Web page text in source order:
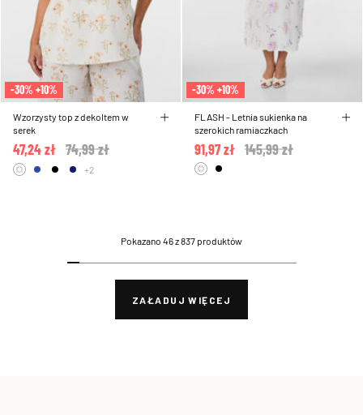
-30% +10%
Wzorzysty top z dekoltem w
serek
Price reduced from
74,99 zł
47,24 zł
+2
-30% +10%
FLASH - Letnia sukienka na
szerokich ramiaczkach
Price reduced from
145,99 zł
91,97 zł
Pokazano 46 z 837 produktów
ZAŁADUJ WIĘCEJ